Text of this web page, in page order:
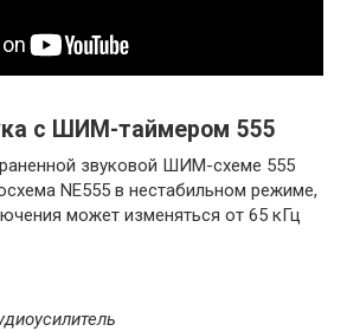
с ШИМ-таймером 555
звуковой ШИМ-схеме 555
NE555 в нестабильном режиме,
может изменяться от 65 кГц